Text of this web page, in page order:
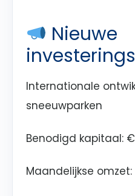
Nieuwe
Internationale
sneeuwparken
Benodigd kapitaal: €
Maandelijkse